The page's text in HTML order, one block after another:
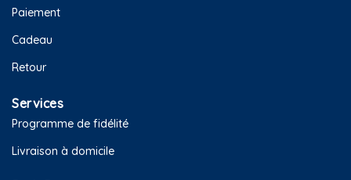
Paiement
Cadeau
Retour
Services
Programme de fidélité
Livraison à domicile